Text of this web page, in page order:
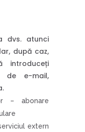
dvs. atunci
după caz,
de e-mail,
– abonare
extern